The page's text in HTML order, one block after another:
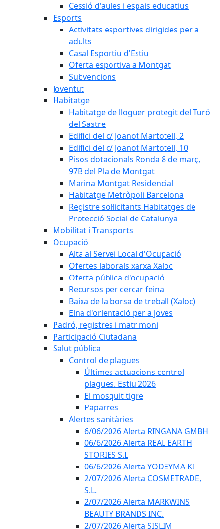
Cessió d'aules i espais educatius
Esports
Activitats esportives dirigides per a
adults
Casal Esportiu d'Estiu
Oferta esportiva a Montgat
Subvencions
Joventut
Habitatge
Habitatge de lloguer protegit del Turó
del Sastre
Edifici del c/ Joanot Martotell, 2
Edifici del c/ Joanot Martotell, 10
Pisos dotacionals Ronda 8 de març,
97B del Pla de Montgat
Marina Montgat Residencial
Habitatge Metròpoli Barcelona
Registre sol·licitants Habitatges de
Protecció Social de Catalunya
Mobilitat i Transports
Ocupació
Alta al Servei Local d'Ocupació
Ofertes laborals xarxa Xaloc
Oferta pública d'ocupació
Recursos per cercar feina
Baixa de la borsa de treball (Xaloc)
Eina d'orientació per a joves
Padró, registres i matrimoni
Participació Ciutadana
Salut pública
Control de plagues
Últimes actuacions control
plagues. Estiu 2026
El mosquit tigre
Paparres
Alertes sanitàries
6/06/2026 Alerta RINGANA GMBH
06/6/2026 Alerta REAL EARTH
STORIES S.L
06/6/2026 Alerta YODEYMA KI
2/07/2026 Alerta COSMETRADE,
S.L.
2/07/2026 Alerta MARKWINS
BEAUTY BRANDS INC.
2/07/2026 Alerta SISLIM